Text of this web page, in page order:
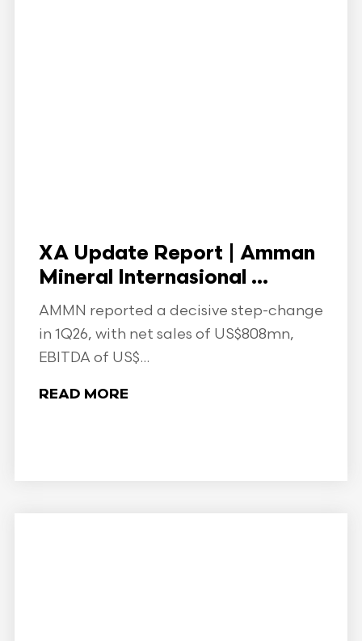
XA Update Report | Amman
Mineral Internasional ...
AMMN reported a decisive step-change
in 1Q26, with net sales of US$808mn,
EBITDA of US$...
READ MORE